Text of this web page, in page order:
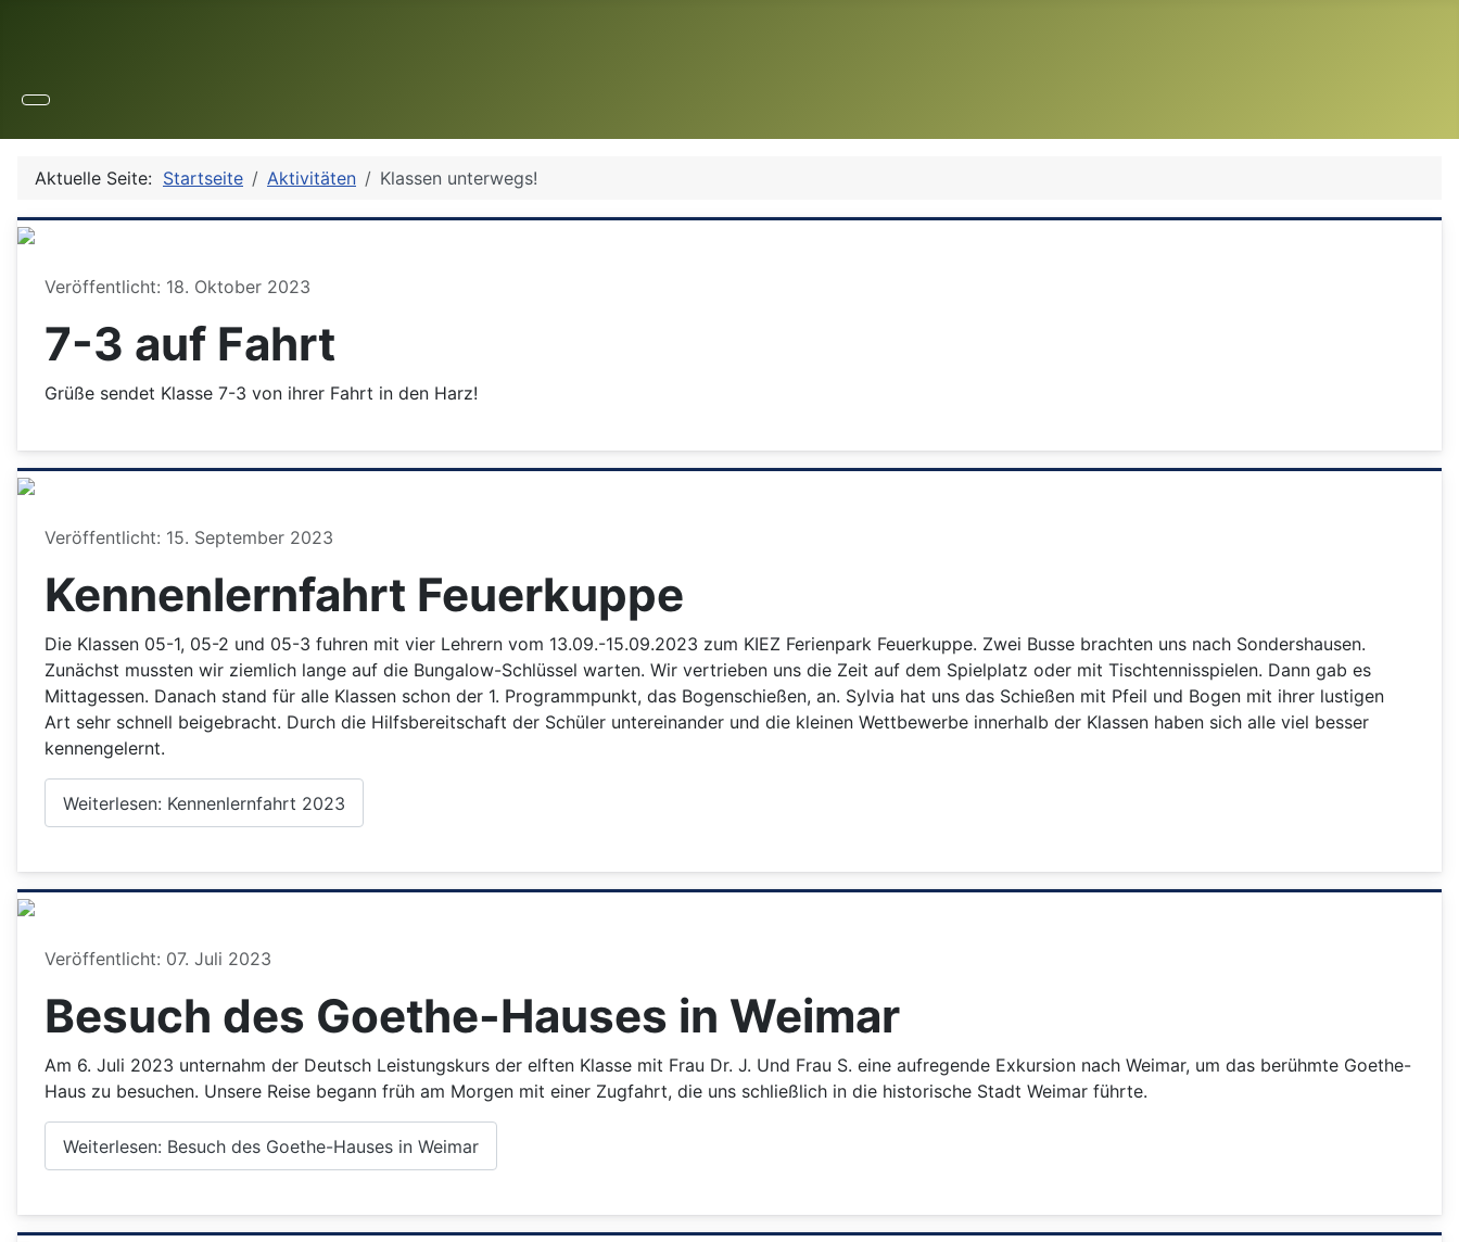
Aktuelle Seite: Startseite Aktivitäten Klassen unterwegs!
Details
Veröffentlicht: 18. Oktober 2023
7-3 auf Fahrt
Grüße sendet Klasse 7-3 von ihrer Fahrt in den Harz!
Details
Veröffentlicht: 15. September 2023
Kennenlernfahrt Feuerkuppe
Die Klassen 05-1, 05-2 und 05-3 fuhren mit vier Lehrern vom 13.09.-15.09.2023 zum KIEZ Ferienpark Feuerkuppe. Zwei Busse brachten uns nach Sondershausen.
Zunächst mussten wir ziemlich lange auf die Bungalow-Schlüssel warten. Wir vertrieben uns die Zeit auf dem Spielplatz oder mit Tischtennisspielen. Dann gab es
Mittagessen. Danach stand für alle Klassen schon der 1. Programmpunkt, das Bogenschießen, an. Sylvia hat uns das Schießen mit Pfeil und Bogen mit ihrer lustigen
Art sehr schnell beigebracht. Durch die Hilfsbereitschaft der Schüler untereinander und die kleinen Wettbewerbe innerhalb der Klassen haben sich alle viel besser
kennengelernt.
Weiterlesen: Kennenlernfahrt 2023
Details
Veröffentlicht: 07. Juli 2023
Besuch des Goethe-Hauses in Weimar
Am 6. Juli 2023 unternahm der Deutsch Leistungskurs der elften Klasse mit Frau Dr. J. Und Frau S. eine aufregende Exkursion nach Weimar, um das berühmte Goethe-
Haus zu besuchen. Unsere Reise begann früh am Morgen mit einer Zugfahrt, die uns schließlich in die historische Stadt Weimar führte.
Weiterlesen: Besuch des Goethe-Hauses in Weimar